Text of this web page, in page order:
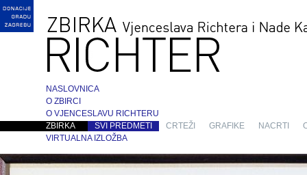
NASLOVNICA
O ZBIRCI
O VJENCESLAVU RICHTERU
ZBIRKA
SVI PREDMETI CRTEŽI GRAFIKE NACRTI
VIRTUALNA IZLOŽBA